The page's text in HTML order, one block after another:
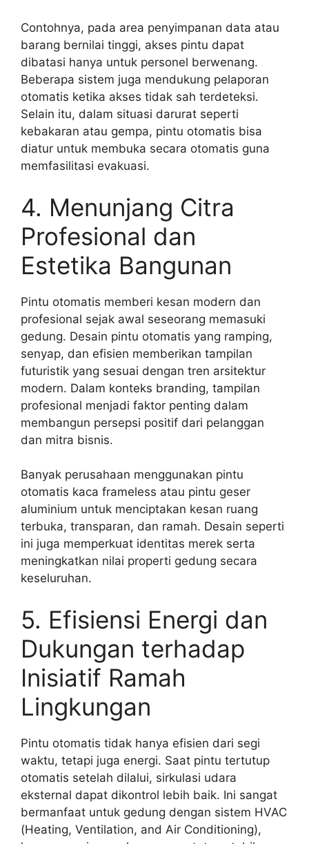
Contohnya, pada area penyimpanan data atau
barang bernilai tinggi, akses pintu dapat
dibatasi hanya untuk personel berwenang.
Beberapa sistem juga mendukung pelaporan
otomatis ketika akses tidak sah terdeteksi.
Selain itu, dalam situasi darurat seperti
kebakaran atau gempa, pintu otomatis bisa
diatur untuk membuka secara otomatis guna
memfasilitasi evakuasi.
4. Menunjang Citra
Profesional dan
Estetika Bangunan
Pintu otomatis memberi kesan modern dan
profesional sejak awal seseorang memasuki
gedung. Desain pintu otomatis yang ramping,
senyap, dan efisien memberikan tampilan
futuristik yang sesuai dengan tren arsitektur
modern. Dalam konteks branding, tampilan
profesional menjadi faktor penting dalam
membangun persepsi positif dari pelanggan
dan mitra bisnis.
Banyak perusahaan menggunakan pintu
otomatis kaca frameless atau pintu geser
aluminium untuk menciptakan kesan ruang
terbuka, transparan, dan ramah. Desain seperti
ini juga memperkuat identitas merek serta
meningkatkan nilai properti gedung secara
keseluruhan.
5. Efisiensi Energi dan
Dukungan terhadap
Inisiatif Ramah
Lingkungan
Pintu otomatis tidak hanya efisien dari segi
waktu, tetapi juga energi. Saat pintu tertutup
otomatis setelah dilalui, sirkulasi udara
eksternal dapat dikontrol lebih baik. Ini sangat
bermanfaat untuk gedung dengan sistem HVAC
(Heating, Ventilation, and Air Conditioning),